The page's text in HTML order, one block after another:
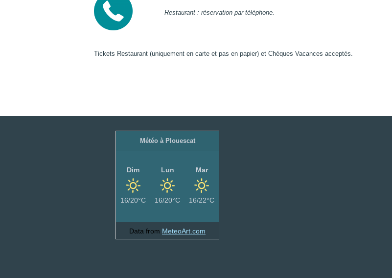
Restaurant : réservation par téléphone.
Tickets Restaurant (uniquement en carte et pas en papier) et Chèques Vacances acceptés.
Météo à Plouescat
Dim
16/20°C
Lun
16/20°C
Mar
16/22°C
Data from MeteoArt.com